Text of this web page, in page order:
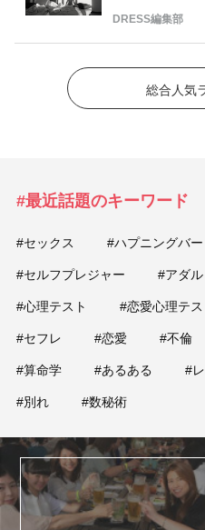
DRESS編集部
総合人気
#最近話題のキーワード
#セックス #ハプニングバー
#セルフプレジャー #アダ
#心理テスト #恋愛心理テス
#セフレ #恋愛 #不倫
#算命学 #あるある #
#別れ #数秘術